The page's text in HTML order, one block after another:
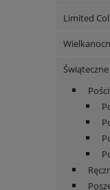
Limited